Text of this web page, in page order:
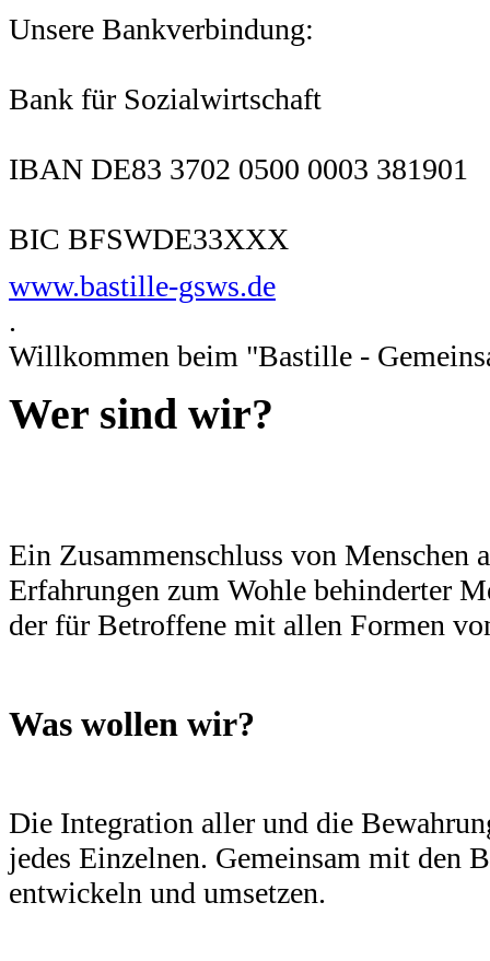
Unsere Bankverbindung:
Bank für Sozialwirtschaft
IBAN DE83 3702 0500 0003 381901
BIC BFSWDE33XXX
www.bastille-gsws.de
.
Willkommen beim "Bastille -
Wer sind wir?
Ein Zusammenschluss von Menschen
Erfahrungen zum Wohle behinderter
der für Betroffene mit allen Formen
Was wollen wir?
Die Integration aller und die
jedes Einzelnen. Gemeinsam mit den
entwickeln und umsetzen.